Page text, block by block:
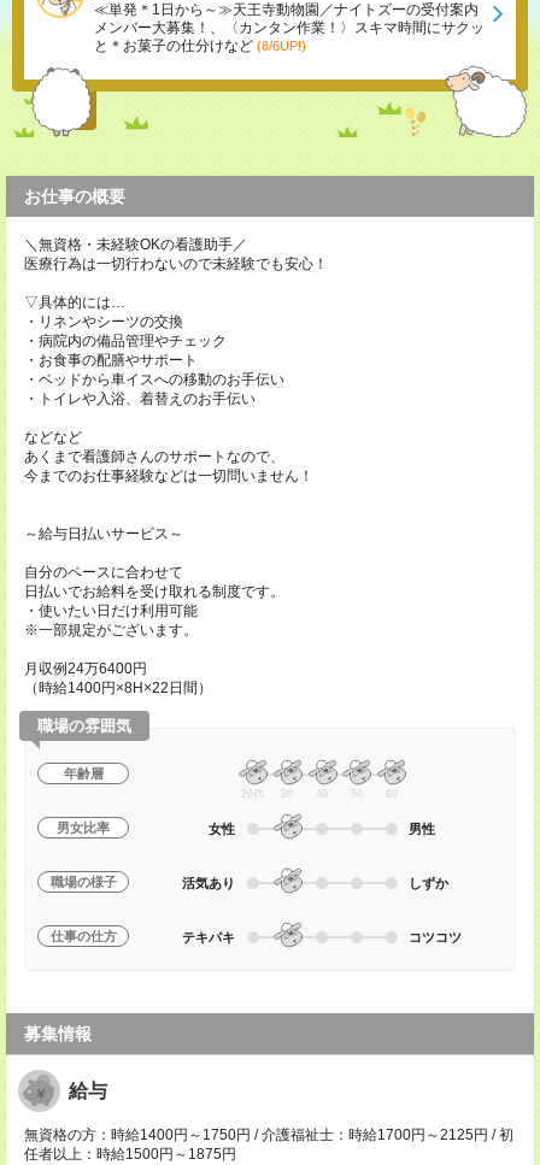
≪単発＊1日から～≫天王寺動物園／ナイトズーの受付案内
メンバー大募集！、〈カンタン作業！〉スキマ時間にサクッ
と＊お菓子の仕分けなど (8/6UP!)
お仕事の概要
＼無資格・未経験OKの看護助手／
医療行為は一切行わないので未経験でも安心！
▽具体的には…
・リネンやシーツの交換
・病院内の備品管理やチェック
・お食事の配膳やサポート
・ベッドから車イスへの移動のお手伝い
・トイレや入浴、着替えのお手伝い
などなど
あくまで看護師さんのサポートなので、
今までのお仕事経験などは一切問いません！
～給与日払いサービス～
自分のペースに合わせて
日払いでお給料を受け取れる制度です。
・使いたい日だけ利用可能
※一部規定がございます。
月収例24万6400円
（時給1400円×8H×22日間）
職場の雰囲気
年齢層
20代 30 40 50 60
男女比率 女性 男性
職場の様子 活気あり しずか
仕事の仕方 テキパキ コツコツ
募集情報
給与
無資格の方：時給1400円～1750円 / 介護福祉士：時給1700円～2125円 / 初
任者以上：時給1500円～1875円